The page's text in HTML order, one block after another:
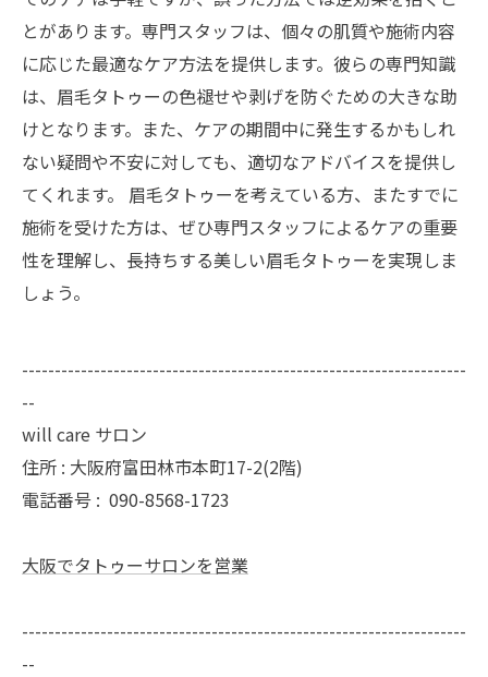
とがあります。専門スタッフは、個々の肌質や施術内容
に応じた最適なケア方法を提供します。彼らの専門知識
は、眉毛タトゥーの色褪せや剥げを防ぐための大きな助
けとなります。また、ケアの期間中に発生するかもしれ
ない疑問や不安に対しても、適切なアドバイスを提供し
てくれます。 眉毛タトゥーを考えている方、またすでに
施術を受けた方は、ぜひ専門スタッフによるケアの重要
性を理解し、長持ちする美しい眉毛タトゥーを実現しま
しょう。
--------------------------------------------------------------------
--
will care サロン
住所 : 大阪府富田林市本町17-2(2階)
電話番号 : 090-8568-1723
大阪でタトゥーサロンを営業
--------------------------------------------------------------------
--